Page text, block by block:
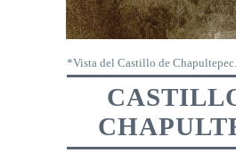
*Vista del Castillo de Chapultepec.